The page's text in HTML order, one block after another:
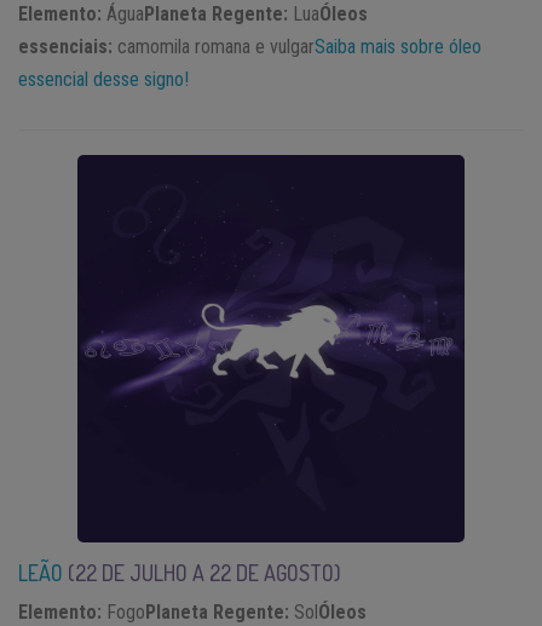
Elemento: ÁguaPlaneta Regente: LuaÓleos
essenciais: camomila romana e vulgarSaiba mais sobre óleo
essencial desse signo!
LEÃO (22 DE JULHO A 22 DE AGOSTO)
Elemento: FogoPlaneta Regente: SolÓleos